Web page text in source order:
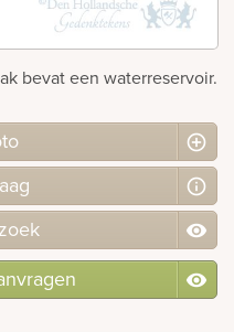
bevat een waterreservoir.